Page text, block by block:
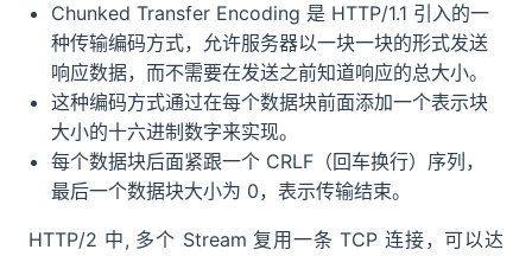
Chunked Transfer Encoding 是 HTTP/1.1 引入的一
种传输编码方式，允许服务器以一块一块的形式发送
响应数据，而不需要在发送之前知道响应的总大小。
这种编码方式通过在每个数据块前面添加一个表示块
大小的十六进制数字来实现。
每个数据块后面紧跟一个 CRLF（回车换行）序列，
最后一个数据块大小为 0，表示传输结束。
HTTP/2 中, 多个 Stream 复用一条 TCP 连接，可以达